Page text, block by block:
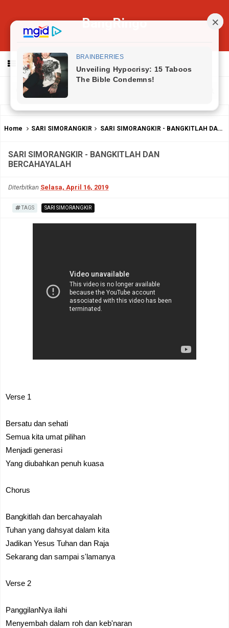
BangRingo
MENU
Home SARI SIMORANGKIR SARI SIMORANGKIR - BANGKITLAH DAN BERCAHAYALAH
SARI SIMORANGKIR - BANGKITLAH DAN
BERCAHAYALAH
Diterbitkan Selasa, April 16, 2019
TAGS SARI SIMORANGKIR
Verse 1
Bersatu dan sehati
Semua kita umat pilihan
Menjadi generasi
Yang diubahkan penuh kuasa
Chorus
Bangkitlah dan bercahayalah
Tuhan yang dahsyat dalam kita
Jadikan Yesus Tuhan dan Raja
Sekarang dan sampai s'lamanya
Verse 2
PanggilanNya ilahi
Menyembah dalam roh dan keb'naran